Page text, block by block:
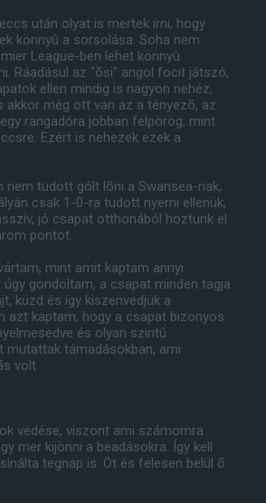
után olyat is mertek írni, hogy
könnyû a sorsolása. Soha nem
League-ben lehet könnyû
Ráadásul az "õsi" angol focit játszó,
ellen mindig is nagyon nehéz,
akkor még ott van az a tényezõ, az
rangadóra jobban felpörög, mint
Ezért is nehezek ezek a
nem tudott gólt lõni a Swansea-nak,
csak 1-0-ra tudott nyerni ellenük,
jó csapat otthonából hoztunk el
pontot.
mint amit kaptam annyi
úgy gondoltam, a csapat minden tagja
küzd és így kiszenvedjük a
azt kaptam, hogy a csapat bizonyos
és olyan szintû
mutattak támadásokban, ami
volt.
védése, viszont ami számomra
mer kijönni a beadásokra. Így kell
tegnap is. Öt és felesen belül õ